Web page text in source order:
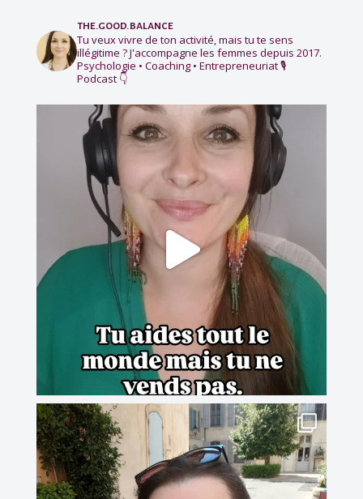
the.good.balance
Tu veux vivre de ton activité, mais tu te sens
illégitime ?J'accompagne les femmes depuis 2017.
Psychologie • Coaching • Entrepreneuriat🎙️
Podcast 👇